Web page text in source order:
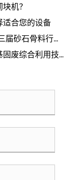
机？
合您的设备
砂石骨料行业
废综合利用技